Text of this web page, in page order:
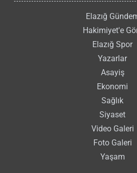
Elazığ
Hakimiyet'e
Elazığ Spor
Yazarlar
Asayiş
Ekonomi
Sağlık
Siyaset
Video Galeri
Foto Galeri
Yaşam